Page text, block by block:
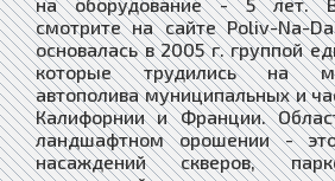
смотрите на сайте Poliv-Na-
основалась в 2005 г. группой
которые трудились на
автополива муниципальных и
Калифорнии и Франции.
ландшафтном орошении -
насаждений скверов,